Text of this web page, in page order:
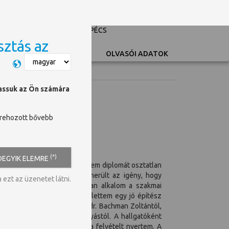
UNIVERSITY OF PÉCS
Switch language OLVASÓI ADATOK
majd itt szereztem diplomát osztatlan
és dolgozni, bennem felmerült az igény, hogy
az építész képzésben, van alkalom a szakmai
kihasználtam, része lettem egy jó építész
az építészetet, prof dr. Bachman Zoltántól,
és prof dr.Hübner Mátyástól. A hallgatóként
a doktori iskolába, ahova felvételt nyertem. A
az
az Ön számára
bővebb
ELEMRE (*)
ezt az üzenetet látni.